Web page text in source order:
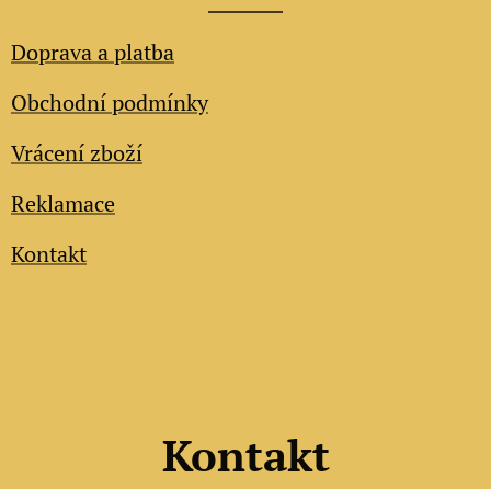
Doprava a platba
Obchodní podmínky
Vrácení zboží
Reklamace
Kontakt
Kontakt